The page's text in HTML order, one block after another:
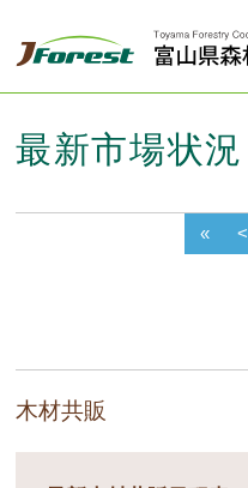
最新市場状況
« <
木材共販